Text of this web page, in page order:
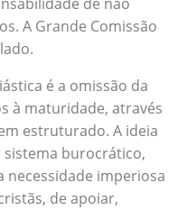
A Grande Comissão
é a omissão da
à maturidade, através
estruturado. A ideia
burocrático,
necessidade imperiosa
de apoiar,